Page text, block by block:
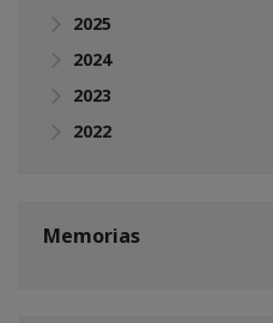
2025
2024
2023
2022
Memorias